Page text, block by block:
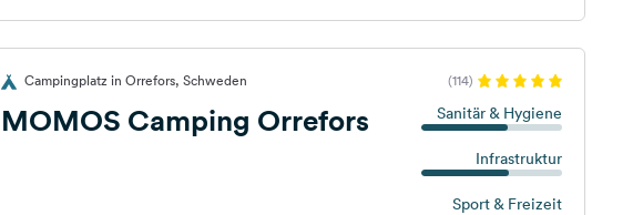
Campingplatz in Orrefors, Schweden (114)
MOMOS Camping Orrefors Sanitär & Hygiene
Infrastruktur
Sport & Freizeit